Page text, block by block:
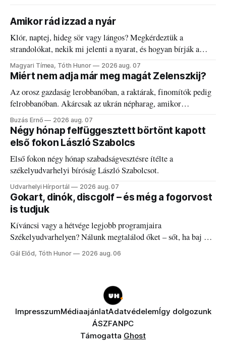
Amikor rád izzad a nyár
Klór, naptej, hideg sör vagy lángos? Megkérdeztük a
strandolókat, nekik mi jelenti a nyarat, és hogyan bírják a
kánikulát.
Magyari Tímea, Tóth Hunor 2026 aug. 07
Miért nem adja már meg magát Zelenszkij?
Az orosz gazdaság lerobbanóban, a raktárak, finomítók pedig
felrobbanóban. Akárcsak az ukrán népharag, amikor
elégedetlen vezetőivel.
Buzás Ernő 2026 aug. 07
Négy hónap felfüggesztett börtönt kapott
első fokon László Szabolcs
Első fokon négy hónap szabadságvesztésre ítélte a
székelyudvarhelyi bíróság László Szabolcsot.
Udvarhelyi Hírportál 2026 aug. 07
Gokart, dinók, discgolf – és még a fogorvost
is tudjuk
Kíváncsi vagy a hétvége legjobb programjaira
Székelyudvarhelyen? Nálunk megtalálod őket – sőt, ha baj van
a fogaddal, a fogorvosi ügyeletet is!
Gál Előd, Tóth Hunor 2026 aug. 06
ImpresszumMédiaajánlatAdatvédelemÍgy dolgozunk
ÁSZFANPC
Támogatta Ghost